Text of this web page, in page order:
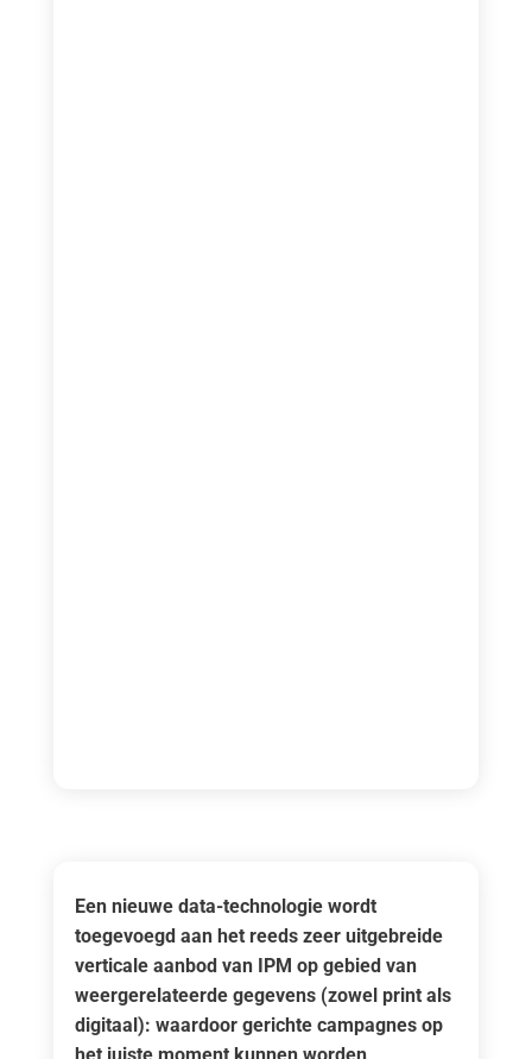
Een nieuwe data-technologie wordt
toegevoegd aan het reeds zeer uitgebreide
verticale aanbod van IPM op gebied van
weergerelateerde gegevens (zowel print als
digitaal): waardoor gerichte campagnes op
het juiste moment kunnen worden